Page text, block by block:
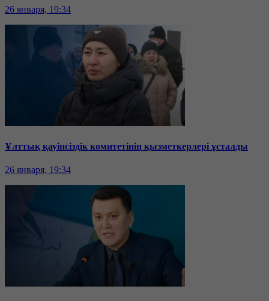
26 января, 19:34
Ұлттық қауіпсіздік комитетінің қызметкерлері ұсталды
26 января, 19:34